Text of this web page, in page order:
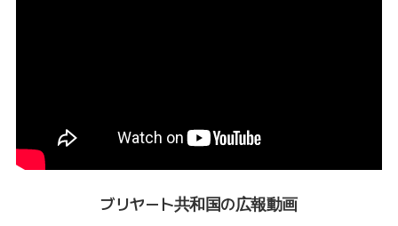
ブリヤート共和国の広報動画